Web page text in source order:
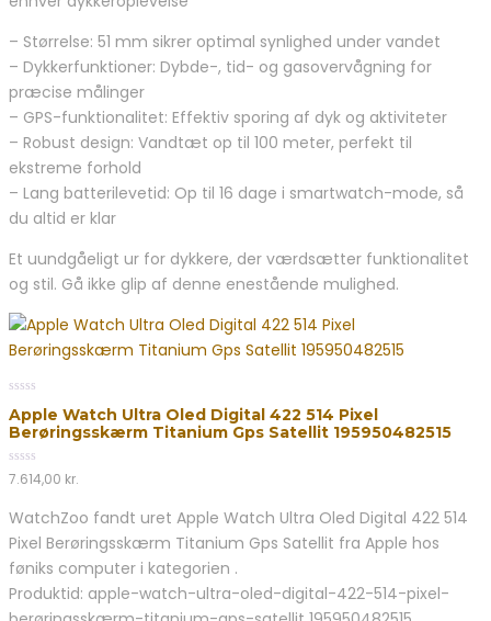
– Størrelse: 51 mm sikrer optimal synlighed under vandet
– Dykkerfunktioner: Dybde-, tid- og gasovervågning for
præcise målinger
– GPS-funktionalitet: Effektiv sporing af dyk og aktiviteter
– Robust design: Vandtæt op til 100 meter, perfekt til
ekstreme forhold
– Lang batterilevetid: Op til 16 dage i smartwatch-mode, så
du altid er klar
Et uundgåeligt ur for dykkere, der værdsætter funktionalitet
og stil. Gå ikke glip af denne enestående mulighed.
out
of
Apple Watch Ultra Oled Digital 422 514 Pixel
Berøringsskærm Titanium Gps Satellit 195950482515
0
out
5
7.614,00 kr.
WatchZoo fandt uret Apple Watch Ultra Oled Digital 422 514
Pixel Berøringsskærm Titanium Gps Satellit fra Apple hos
føniks computer i kategorien .
Produktid: apple-watch-ultra-oled-digital-422-514-pixel-